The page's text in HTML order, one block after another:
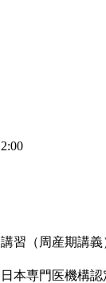
（周産期講
専門医機構認